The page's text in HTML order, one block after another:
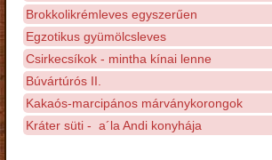
Brokkolikrémleves egyszerűen
Egzotikus gyümölcsleves
Csirkecsíkok - mintha kínai lenne
Búvártúrós II.
Kakaós-marcipános márványkorongok
Kráter süti - a´la Andi konyhája